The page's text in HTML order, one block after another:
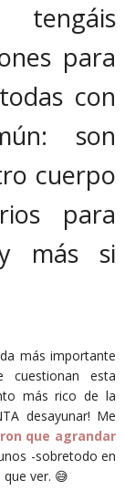
tengáis
para
con
son
cuerpo
para
más si
más importante
esta
más rico de la
desayunar! Me
que agrandar
-sobretodo en
ver. 😅